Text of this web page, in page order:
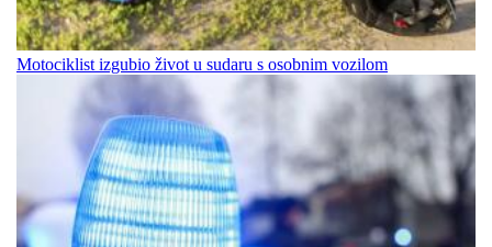
Motociklist izgubio život u sudaru s osobnim vozilom